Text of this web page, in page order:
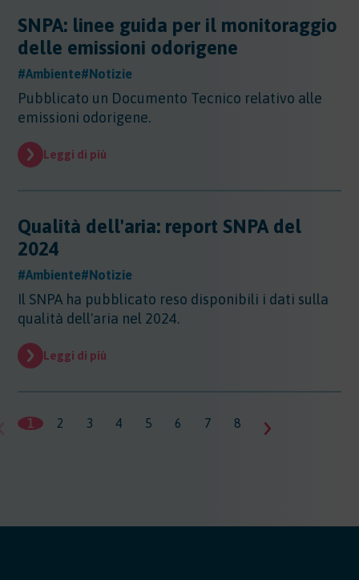
SNPA: linee guida per il monitoraggio
delle emissioni odorigene
#Ambiente#Notizie
Pubblicato un Documento Tecnico relativo alle
emissioni odorigene.
Leggi di più
Qualità dell'aria: report SNPA del
2024
#Ambiente#Notizie
Il SNPA ha pubblicato reso disponibili i dati sulla
qualità dell'aria nel 2024.
Leggi di più
1 2 3 4 5 6 7 8 9